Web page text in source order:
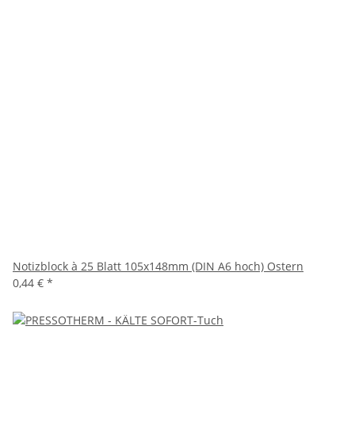
Notizblock à 25 Blatt 105x148mm (DIN A6 hoch) Ostern
0,44 € *